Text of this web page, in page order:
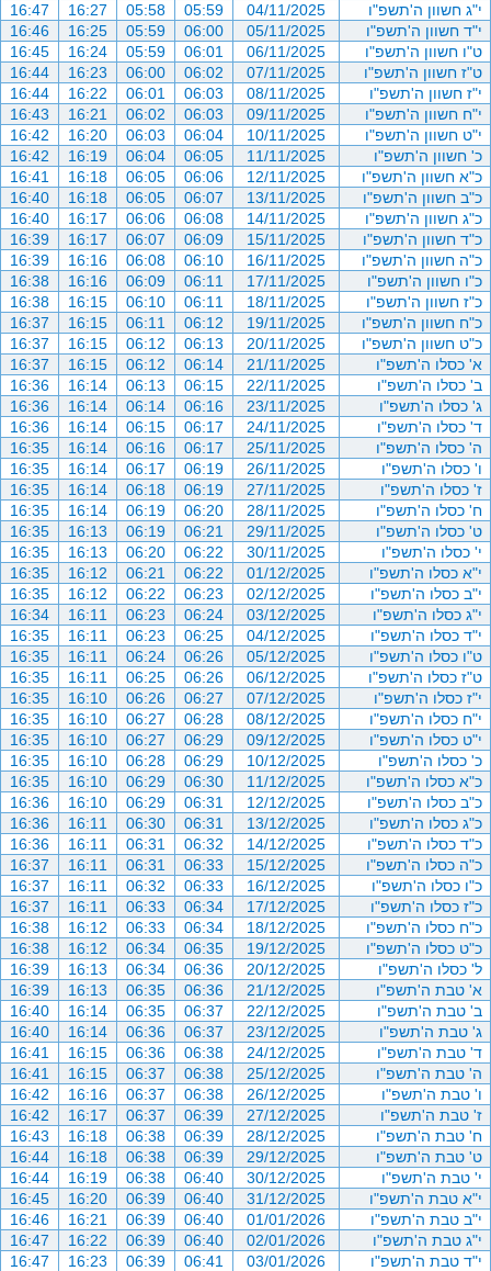
י"ג חשוון ה'תשפ"ו
04/11/2025
05:59
05:58
16:27
16:47
י"ד חשוון ה'תשפ"ו
05/11/2025
06:00
05:59
16:25
16:46
ט"ו חשוון ה'תשפ"ו
06/11/2025
06:01
05:59
16:24
16:45
ט"ז חשוון ה'תשפ"ו
07/11/2025
06:02
06:00
16:23
16:44
י"ז חשוון ה'תשפ"ו
08/11/2025
06:03
06:01
16:22
16:44
י"ח חשוון ה'תשפ"ו
09/11/2025
06:03
06:02
16:21
16:43
י"ט חשוון ה'תשפ"ו
10/11/2025
06:04
06:03
16:20
16:42
כ' חשוון ה'תשפ"ו
11/11/2025
06:05
06:04
16:19
16:42
כ"א חשוון ה'תשפ"ו
12/11/2025
06:06
06:05
16:18
16:41
כ"ב חשוון ה'תשפ"ו
13/11/2025
06:07
06:05
16:18
16:40
כ"ג חשוון ה'תשפ"ו
14/11/2025
06:08
06:06
16:17
16:40
כ"ד חשוון ה'תשפ"ו
15/11/2025
06:09
06:07
16:17
16:39
כ"ה חשוון ה'תשפ"ו
16/11/2025
06:10
06:08
16:16
16:39
כ"ו חשוון ה'תשפ"ו
17/11/2025
06:11
06:09
16:16
16:38
כ"ז חשוון ה'תשפ"ו
18/11/2025
06:11
06:10
16:15
16:38
כ"ח חשוון ה'תשפ"ו
19/11/2025
06:12
06:11
16:15
16:37
כ"ט חשוון ה'תשפ"ו
20/11/2025
06:13
06:12
16:15
16:37
א' כסלו ה'תשפ"ו
21/11/2025
06:14
06:12
16:15
16:37
ב' כסלו ה'תשפ"ו
22/11/2025
06:15
06:13
16:14
16:36
ג' כסלו ה'תשפ"ו
23/11/2025
06:16
06:14
16:14
16:36
ד' כסלו ה'תשפ"ו
24/11/2025
06:17
06:15
16:14
16:36
ה' כסלו ה'תשפ"ו
25/11/2025
06:17
06:16
16:14
16:35
ו' כסלו ה'תשפ"ו
26/11/2025
06:19
06:17
16:14
16:35
ז' כסלו ה'תשפ"ו
27/11/2025
06:19
06:18
16:14
16:35
ח' כסלו ה'תשפ"ו
28/11/2025
06:20
06:19
16:14
16:35
ט' כסלו ה'תשפ"ו
29/11/2025
06:21
06:19
16:13
16:35
י' כסלו ה'תשפ"ו
30/11/2025
06:22
06:20
16:13
16:35
י"א כסלו ה'תשפ"ו
01/12/2025
06:22
06:21
16:12
16:35
י"ב כסלו ה'תשפ"ו
02/12/2025
06:23
06:22
16:12
16:35
י"ג כסלו ה'תשפ"ו
03/12/2025
06:24
06:23
16:11
16:34
י"ד כסלו ה'תשפ"ו
04/12/2025
06:25
06:23
16:11
16:35
ט"ו כסלו ה'תשפ"ו
05/12/2025
06:26
06:24
16:11
16:35
ט"ז כסלו ה'תשפ"ו
06/12/2025
06:26
06:25
16:11
16:35
י"ז כסלו ה'תשפ"ו
07/12/2025
06:27
06:26
16:10
16:35
י"ח כסלו ה'תשפ"ו
08/12/2025
06:28
06:27
16:10
16:35
י"ט כסלו ה'תשפ"ו
09/12/2025
06:29
06:27
16:10
16:35
כ' כסלו ה'תשפ"ו
10/12/2025
06:29
06:28
16:10
16:35
כ"א כסלו ה'תשפ"ו
11/12/2025
06:30
06:29
16:10
16:35
כ"ב כסלו ה'תשפ"ו
12/12/2025
06:31
06:29
16:10
16:36
כ"ג כסלו ה'תשפ"ו
13/12/2025
06:31
06:30
16:11
16:36
כ"ד כסלו ה'תשפ"ו
14/12/2025
06:32
06:31
16:11
16:36
כ"ה כסלו ה'תשפ"ו
15/12/2025
06:33
06:31
16:11
16:37
כ"ו כסלו ה'תשפ"ו
16/12/2025
06:33
06:32
16:11
16:37
כ"ז כסלו ה'תשפ"ו
17/12/2025
06:34
06:33
16:11
16:37
כ"ח כסלו ה'תשפ"ו
18/12/2025
06:34
06:33
16:12
16:38
כ"ט כסלו ה'תשפ"ו
19/12/2025
06:35
06:34
16:12
16:38
ל' כסלו ה'תשפ"ו
20/12/2025
06:36
06:34
16:13
16:39
א' טבת ה'תשפ"ו
21/12/2025
06:36
06:35
16:13
16:39
ב' טבת ה'תשפ"ו
22/12/2025
06:37
06:35
16:14
16:40
ג' טבת ה'תשפ"ו
23/12/2025
06:37
06:36
16:14
16:40
ד' טבת ה'תשפ"ו
24/12/2025
06:38
06:36
16:15
16:41
ה' טבת ה'תשפ"ו
25/12/2025
06:38
06:37
16:15
16:41
ו' טבת ה'תשפ"ו
26/12/2025
06:38
06:37
16:16
16:42
ז' טבת ה'תשפ"ו
27/12/2025
06:39
06:37
16:17
16:42
ח' טבת ה'תשפ"ו
28/12/2025
06:39
06:38
16:18
16:43
ט' טבת ה'תשפ"ו
29/12/2025
06:39
06:38
16:18
16:44
י' טבת ה'תשפ"ו
30/12/2025
06:40
06:38
16:19
16:44
י"א טבת ה'תשפ"ו
31/12/2025
06:40
06:39
16:20
16:45
י"ב טבת ה'תשפ"ו
01/01/2026
06:40
06:39
16:21
16:46
י"ג טבת ה'תשפ"ו
02/01/2026
06:40
06:39
16:22
16:47
י"ד טבת ה'תשפ"ו
03/01/2026
06:41
06:39
16:23
16:47